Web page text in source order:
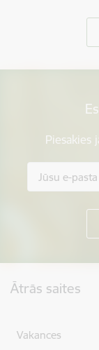
Piesakies
Ātrās saites
Vakances